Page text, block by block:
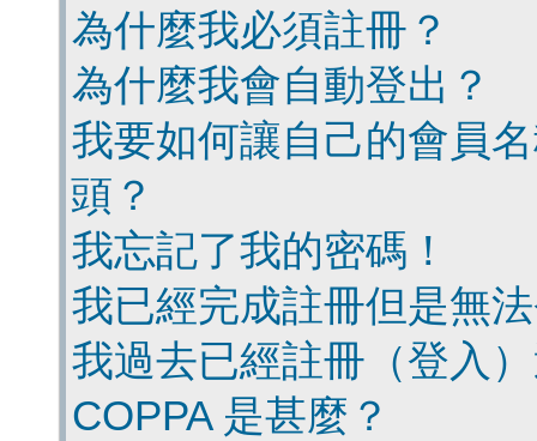
為什麼我必須註冊？
為什麼我會自動登出？
我要如何讓自己的會員
頭？
我忘記了我的密碼！
我已經完成註冊但是無
我過去已經註冊（登入
COPPA 是甚麼？